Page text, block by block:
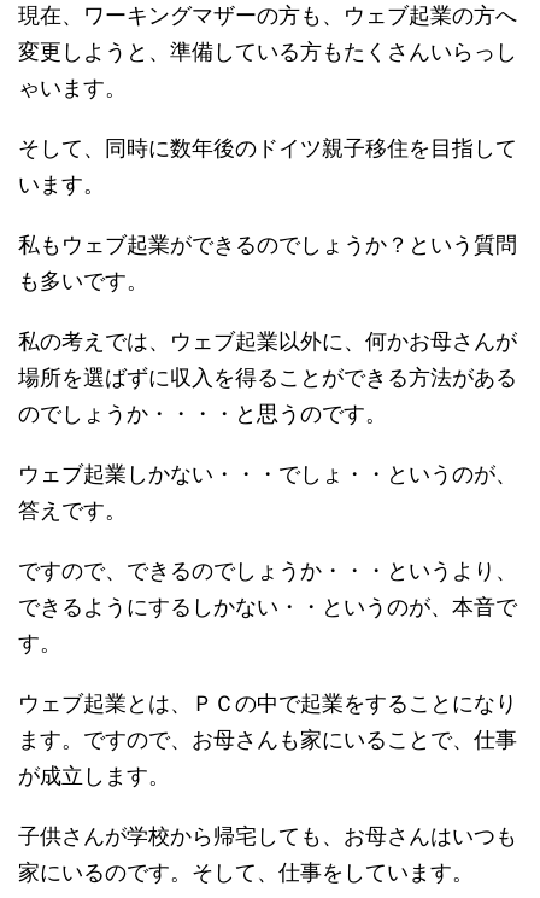
現在、ワーキングマザーの方も、ウェブ起業の方へ
変更しようと、準備している方もたくさんいらっし
ゃいます。
そして、同時に数年後のドイツ親子移住を目指して
います。
私もウェブ起業ができるのでしょうか？という質問
も多いです。
私の考えでは、ウェブ起業以外に、何かお母さんが
場所を選ばずに収入を得ることができる方法がある
のでしょうか・・・・と思うのです。
ウェブ起業しかない・・・でしょ・・というのが、
答えです。
ですので、できるのでしょうか・・・というより、
できるようにするしかない・・というのが、本音で
す。
ウェブ起業とは、ＰＣの中で起業をすることになり
ます。ですので、お母さんも家にいることで、仕事
が成立します。
子供さんが学校から帰宅しても、お母さんはいつも
家にいるのです。そして、仕事をしています。